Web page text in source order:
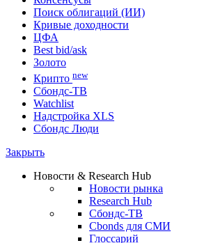
Поиск облигаций (ИИ)
Кривые доходности
ЦФА
Best bid/ask
Золото
Крипто new
Сбондс-ТВ
Watchlist
Надстройка XLS
Сбондс Люди
Закрыть
Новости & Research Hub
Новости рынка
Research Hub
Сбондс-ТВ
Cbonds для СМИ
Глоссарий